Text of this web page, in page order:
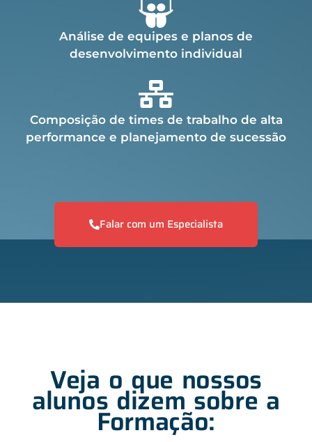
Análise de equipes e planos de
desenvolvimento individual
Composição de times de trabalho de alta
performance e planejamento de sucessão
Falar com um Especialista
Veja o que nossos
alunos dizem sobre a
Formação: